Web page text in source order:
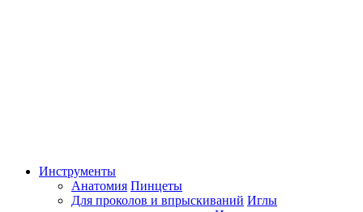
Инструменты
Анатомия Пинцеты
Для проколов и впрыскиваний Иглы